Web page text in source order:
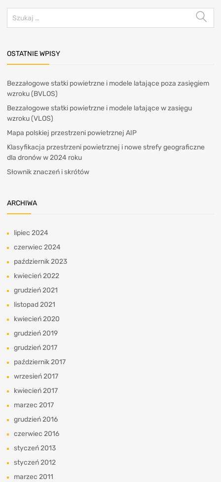
OSTATNIE WPISY
Bezzałogowe statki powietrzne i modele latające poza zasięgiem
wzroku (BVLOS)
Bezzałogowe statki powietrzne i modele latające w zasięgu
wzroku (VLOS)
Mapa polskiej przestrzeni powietrznej AIP
Klasyfikacja przestrzeni powietrznej i nowe strefy geograficzne
dla dronów w 2024 roku
Słownik znaczeń i skrótów
ARCHIWA
lipiec 2024
czerwiec 2024
październik 2023
kwiecień 2022
grudzień 2021
listopad 2021
kwiecień 2020
grudzień 2019
grudzień 2017
październik 2017
wrzesień 2017
kwiecień 2017
marzec 2017
grudzień 2016
czerwiec 2016
styczeń 2013
styczeń 2012
marzec 2011